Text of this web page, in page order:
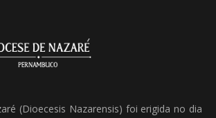
(Dioecesis Nazarensis) foi erigida no dia